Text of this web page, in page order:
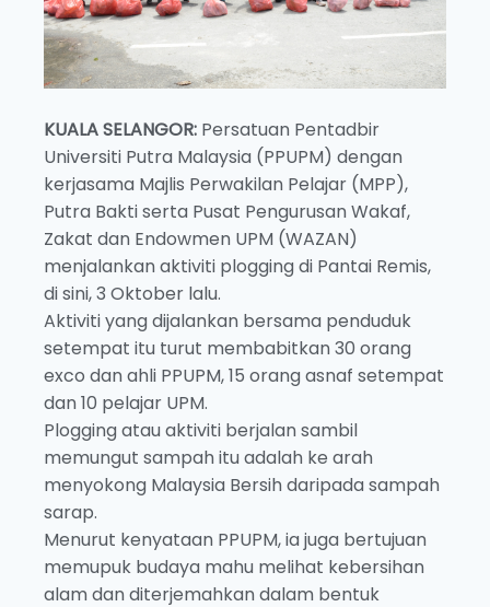
KUALA SELANGOR: Persatuan Pentadbir
Universiti Putra Malaysia (PPUPM) dengan
kerjasama Majlis Perwakilan Pelajar (MPP),
Putra Bakti serta Pusat Pengurusan Wakaf,
Zakat dan Endowmen UPM (WAZAN)
menjalankan aktiviti plogging di Pantai Remis,
di sini, 3 Oktober lalu.
Aktiviti yang dijalankan bersama penduduk
setempat itu turut membabitkan 30 orang
exco dan ahli PPUPM, 15 orang asnaf setempat
dan 10 pelajar UPM.
Plogging atau aktiviti berjalan sambil
memungut sampah itu adalah ke arah
menyokong Malaysia Bersih daripada sampah
sarap.
Menurut kenyataan PPUPM, ia juga bertujuan
memupuk budaya mahu melihat kebersihan
alam dan diterjemahkan dalam bentuk